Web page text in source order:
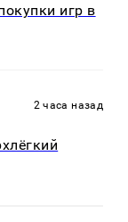
игр в
2 часа назад